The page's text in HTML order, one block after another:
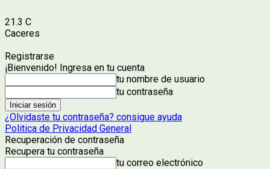
21.3 C
Caceres
Registrarse
¡Bienvenido! Ingresa en tu cuenta
tu nombre de usuario
tu contraseña
¿Olvidaste tu contraseña? consigue ayuda
Politica de Privacidad General
Recuperación de contraseña
Recupera tu contraseña
tu correo electrónico